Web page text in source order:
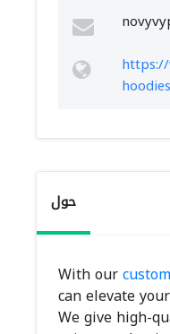
https://
hoodies
حول
With our
can elevate
We give high-